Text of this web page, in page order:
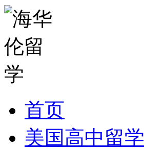
首页
美国高中留学